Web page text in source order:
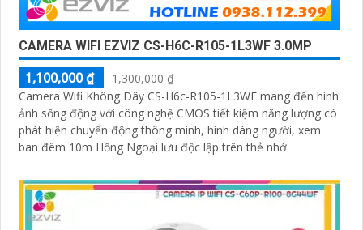
CAMERA WIFI EZVIZ CS-H6C-R105-1L3WF 3.0MP
1,100,000 ₫
1,300,000 ₫
Camera Wifi Không Dây CS-H6c-R105-1L3WF mang đến hình
ảnh sống động với công nghệ CMOS tiết kiệm năng lượng có
phát hiện chuyển động thông minh, hình dáng người, xem
ban đêm 10m Hồng Ngoại lưu độc lập trên thẻ nhớ